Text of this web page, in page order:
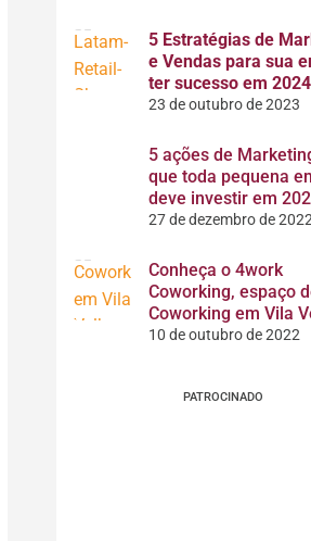
5 Estratégias de
e Vendas para sua
ter sucesso em 2024
23 de outubro de 2023
5 ações de
que toda pequena
deve investir em
27 de dezembro de 2022
Conheça o 4work
Coworking, espaço
Coworking em Vila
10 de outubro de 2022
PATROCINADO